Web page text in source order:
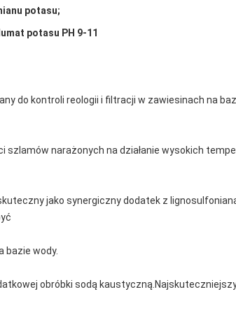
potasu;
potasu PH 9-11
do kontroli reologii i filtracji w zawiesinach na
szlamów narażonych na działanie wysokich
jako synergiczny dodatek z
bazie wody.
obróbki sodą